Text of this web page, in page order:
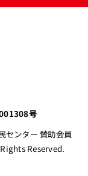
号
センター 賛助会員
Reserved.